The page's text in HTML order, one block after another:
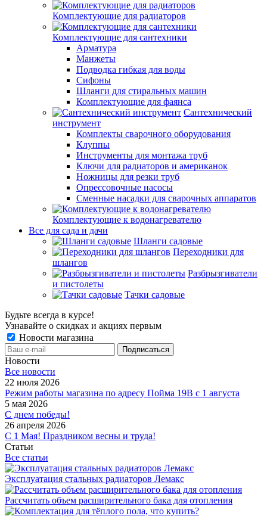
Комплектующие для радиаторов
Комплектующие для сантехники
Арматура
Манжеты
Подводка гибкая для воды
Сифоны
Шланги для стиральных машин
Комплектующие для фаянса
Сантехнический
инструмент
Комплекты сварочного оборудования
Клуппы
Инструменты для монтажа труб
Ключи для радиаторов и американок
Ножницы для резки труб
Опрессовочные насосы
Сменные насадки для сварочных аппаратов
Комплектующие к водонагревателю
Все для сада и дачи
Шланги садовые
Переходники для
шлангов
Разбрызгиватели
и пистолеты
Тачки садовые
Будьте всегда в курсе!
Узнавайте о скидках и акциях первым
Новости магазина
Новости
Все новости
22 июля 2026
Режим работы магазина по адресу Пойма 19В с 1 августа
5 мая 2026
С днем победы!
26 апреля 2026
С 1 Мая! Праздником весны и труда!
Статьи
Все статьи
Эксплуатация стальных радиаторов Лемакс
Рассчитать объем расширительного бака для отопления